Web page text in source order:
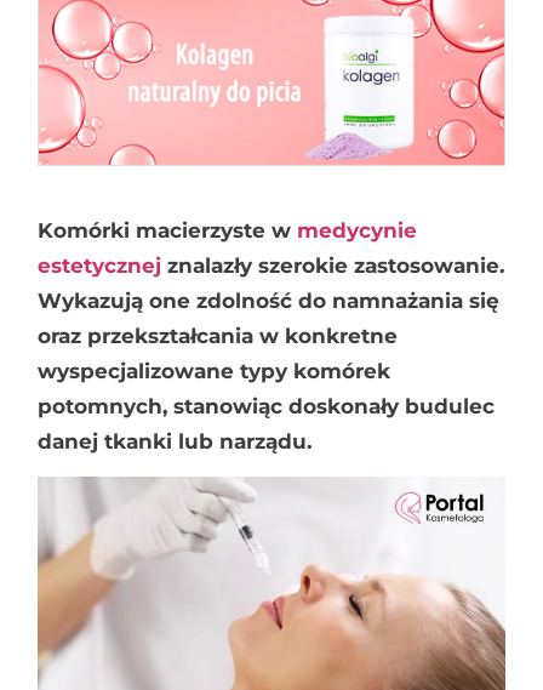
Komórki macierzyste w medycynie
estetycznej znalazły szerokie zastosowanie.
Wykazują one zdolność do namnażania się
oraz przekształcania w konkretne
wyspecjalizowane typy komórek
potomnych, stanowiąc doskonały budulec
danej tkanki lub narządu.